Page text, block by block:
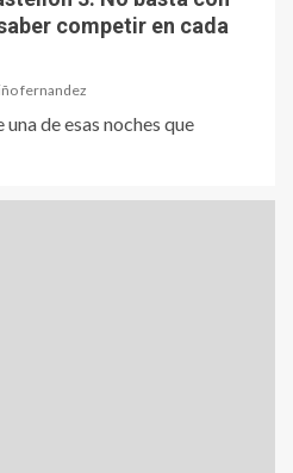
competir en cada
fernandez
de esas noches que